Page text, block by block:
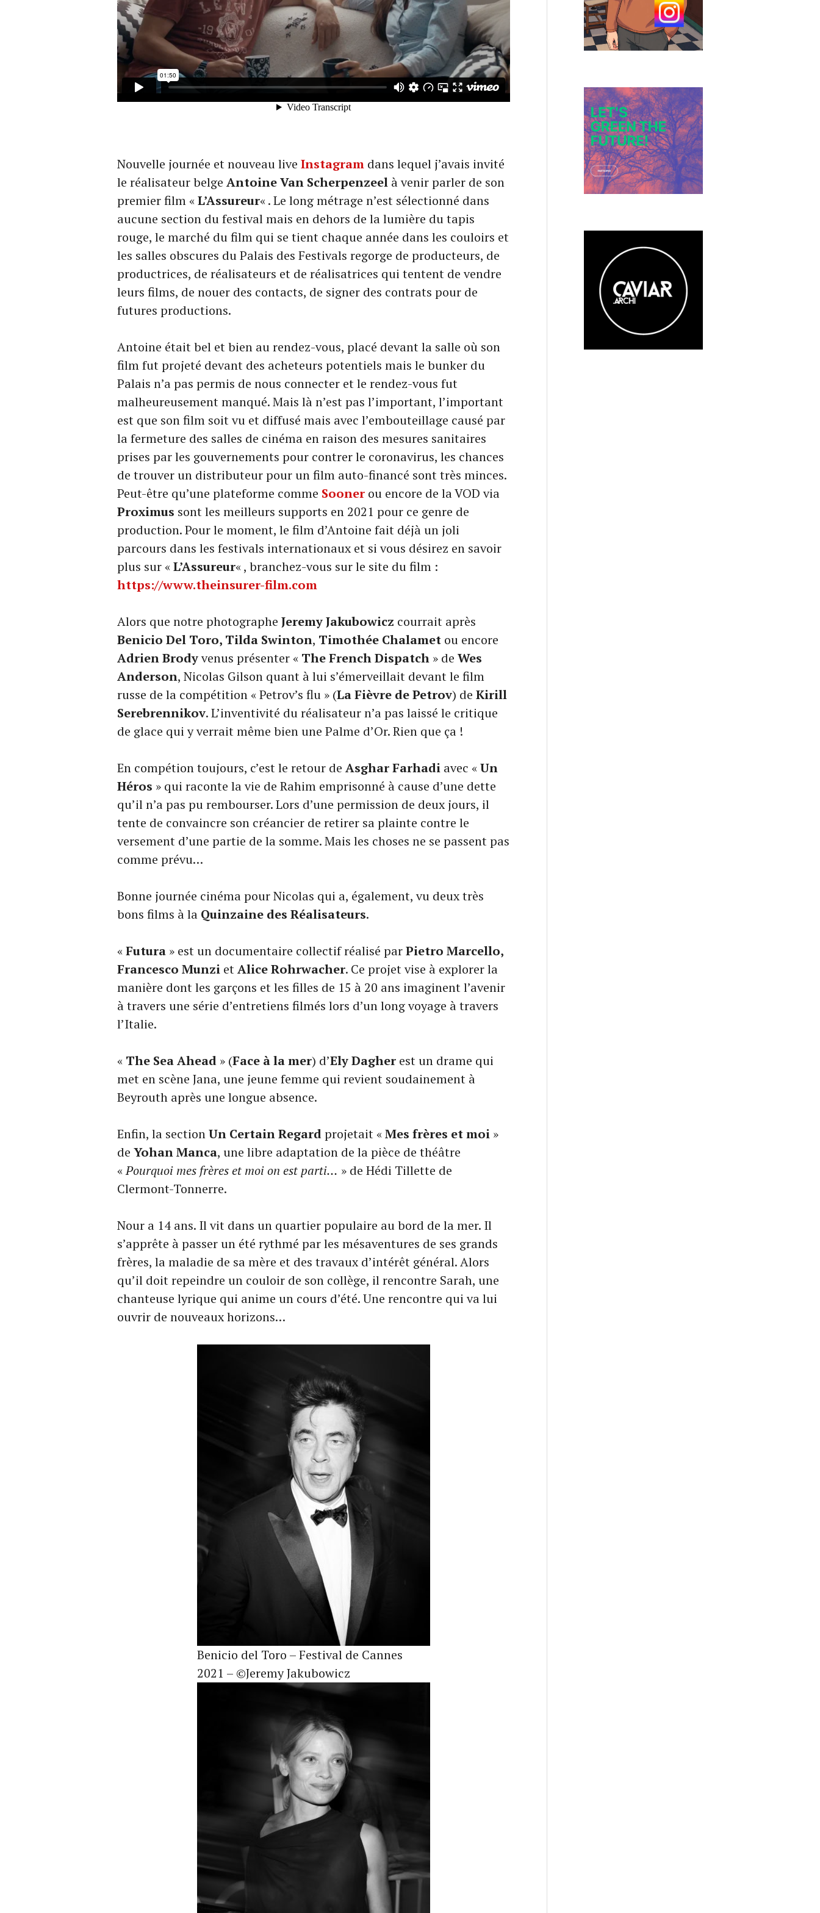
Nouvelle journée et nouveau live Instagram dans lequel j’avais invité
le réalisateur belge Antoine Van Scherpenzeel à venir parler de son
premier film «L’Assureur« . Le long métrage n’est sélectionné dans
aucune section du festival mais en dehors de la lumière du tapis
rouge, le marché du film qui se tient chaque année dans les couloirs et
les salles obscures du Palais des Festivals regorge de producteurs, de
productrices, de réalisateurs et de réalisatrices qui tentent de vendre
leurs films, de nouer des contacts, de signer des contrats pour de
futures productions.
Antoine était bel et bien au rendez-vous, placé devant la salle où son
film fut projeté devant des acheteurs potentiels mais le bunker du
Palais n’a pas permis de nous connecter et le rendez-vous fut
malheureusement manqué. Mais là n’est pas l’important, l’important
est que son film soit vu et diffusé mais avec l’embouteillage causé par
la fermeture des salles de cinéma en raison des mesures sanitaires
prises par les gouvernements pour contrer le coronavirus, les chances
de trouver un distributeur pour un film auto-financé sont très minces.
Peut-être qu’une plateforme comme Sooner ou encore de la VOD via
Proximus sont les meilleurs supports en 2021 pour ce genre de
production. Pour le moment, le film d’Antoine fait déjà un joli
parcours dans les festivals internationaux et si vous désirez en savoir
plus sur «L’Assureur« , branchez-vous sur le site du film :
https://www.theinsurer-film.com
Alors que notre photographe Jeremy Jakubowicz courrait après
Benicio Del Toro, Tilda Swinton, Timothée Chalamet ou encore
Adrien Brodyvenus présenter « The French Dispatch » de Wes
Anderson, Nicolas Gilson quant à lui s’émerveillait devant le film
russe de la compétition « Petrov’s flu » (La Fièvre de Petrov) de Kirill
Serebrennikov. L’inventivité du réalisateur n’a pas laissé le critique
de glace qui y verrait même bien une Palme d’Or. Rien que ça !
En compétion toujours, c’est le retour de Asghar Farhadi avec «Un
Héros » qui raconte la vie de Rahim emprisonné à cause d’une dette
qu’il n’a pas pu rembourser. Lors d’une permission de deux jours, il
tente de convaincre son créancier de retirer sa plainte contre le
versement d’une partie de la somme. Mais les choses ne se passent pas
comme prévu…
Bonne journée cinéma pour Nicolas qui a, également, vu deux très
bons films à la Quinzaine des Réalisateurs.
«Futura » est un documentaire collectif réalisé parPietro Marcello,
Francesco Munzi etAlice Rohrwacher. Ce projet vise à explorer la
manière dont les garçons et les filles de 15 à 20 ans imaginent l’avenir
à travers une série d’entretiens filmés lors d’un long voyage à travers
l’Italie.
« The Sea Ahead » (Face à la mer) d’Ely Dagher est un drame qui
met en scène Jana, une jeune femme qui revient soudainement à
Beyrouth après une longue absence.
Enfin, la sectionUn Certain Regardprojetait «Mes frères et moi »
de Yohan Manca, une libre adaptation de la pièce de théâtre
«Pourquoi mes frères et moi on est parti… » de Hédi Tillette de
Clermont-Tonnerre.
Nour a 14 ans. Il vit dans un quartier populaire au bord de la mer. Il
s’apprête à passer un été rythmé par les mésaventures de ses grands
frères, la maladie de sa mère et des travaux d’intérêt général. Alors
qu’il doit repeindre un couloir de son collège, il rencontre Sarah, une
chanteuse lyrique qui anime un cours d’été. Une rencontre qui va lui
ouvrir de nouveaux horizons…
Benicio del Toro – Festival de Cannes
2021 – ©Jeremy Jakubowicz